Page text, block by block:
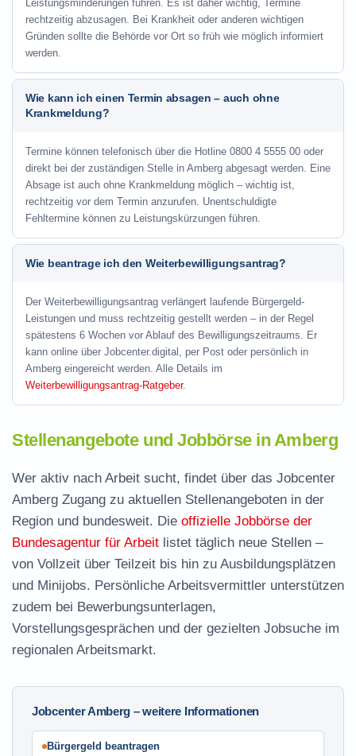
Leistungsminderungen führen. Es ist daher wichtig, Termine
rechtzeitig abzusagen. Bei Krankheit oder anderen wichtigen
Gründen sollte die Behörde vor Ort so früh wie möglich informiert
werden.
Wie kann ich einen Termin absagen – auch ohne
Krankmeldung?
Termine können telefonisch über die Hotline 0800 4 5555 00 oder
direkt bei der zuständigen Stelle in Amberg abgesagt werden. Eine
Absage ist auch ohne Krankmeldung möglich – wichtig ist,
rechtzeitig vor dem Termin anzurufen. Unentschuldigte
Fehltermine können zu Leistungskürzungen führen.
Wie beantrage ich den Weiterbewilligungsantrag?
Der Weiterbewilligungsantrag verlängert laufende Bürgergeld-
Leistungen und muss rechtzeitig gestellt werden – in der Regel
spätestens 6 Wochen vor Ablauf des Bewilligungszeitraums. Er
kann online über Jobcenter.digital, per Post oder persönlich in
Amberg eingereicht werden. Alle Details im
Weiterbewilligungsantrag-Ratgeber.
Stellenangebote und Jobbörse in Amberg
Wer aktiv nach Arbeit sucht, findet über das Jobcenter
Amberg Zugang zu aktuellen Stellenangeboten in der
Region und bundesweit. Die offizielle Jobbörse der
Bundesagentur für Arbeit listet täglich neue Stellen –
von Vollzeit über Teilzeit bis hin zu Ausbildungsplätzen
und Minijobs. Persönliche Arbeitsvermittler unterstützen
zudem bei Bewerbungsunterlagen,
Vorstellungsgesprächen und der gezielten Jobsuche im
regionalen Arbeitsmarkt.
Jobcenter Amberg – weitere Informationen
Bürgergeld beantragen